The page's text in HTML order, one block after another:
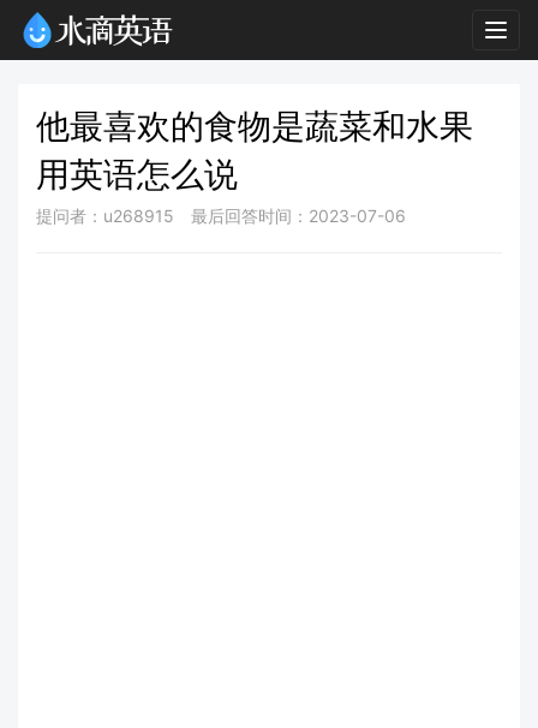
他最喜欢的食物是蔬菜和水果
用英语怎么说
提问者：u268915 最后回答时间：2023-07-06